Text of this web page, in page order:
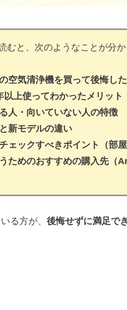
むと、次のようなことが分
空気清浄機を買って後悔し
以上使ってわかったメリット
人・向いていない人の特徴
新モデルの違い
ェックすべきポイント（部
ためのおすすめの購入先（
る方が、 後悔せずに満足で